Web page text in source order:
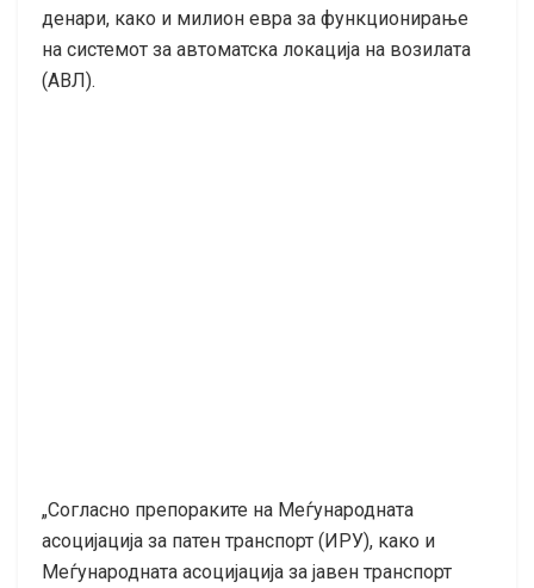
денари, како и милион евра за функционирање
на системот за автоматска локација на возилата
(АВЛ).
„Согласно препораките на Меѓународната
асоцијација за патен транспорт (ИРУ), како и
Меѓународната асоцијација за јавен транспорт